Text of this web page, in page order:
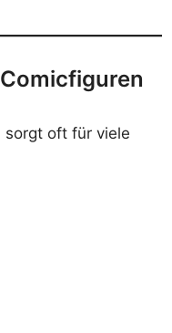
sorgt oft für viele